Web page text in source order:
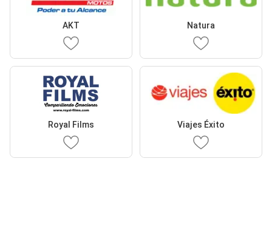
AKT Natura
Royal Films Viajes Éxito